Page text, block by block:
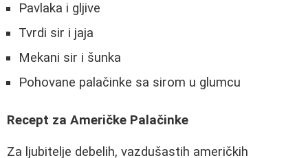
Pavlaka i gljive
Tvrdi sir i jaja
Mekani sir i šunka
Pohovane palačinke sa sirom u glumcu
Recept za Američke Palačinke
Za ljubitelje debelih, vazdušastih američkih